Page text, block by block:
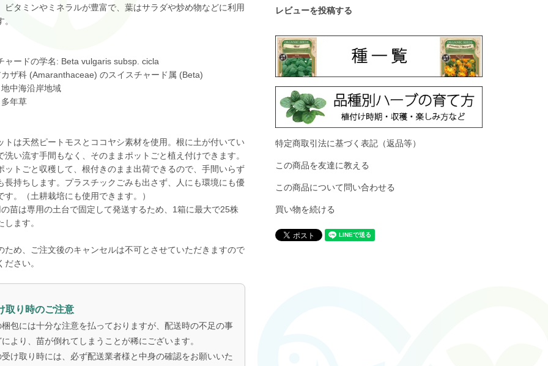
ビタミンやミネラルが豊富で、葉はサラダや炒め物などに利用
ャードの学名: Beta vulgaris subsp. cicla
ザ科 (Amaranthaceae) のスイスチャード属 (Beta)
中海沿岸地域
年草
トは天然ピートモスとココヤシ素材を使用。根に土が付いてい
洗い流す手間もなく、そのままポットごと植え付けできます。
ットごと収穫して、根付きのまま出荷できるので、手間いらず
長持ちします。プラスチックごみも出さず、人にも環境にも優
す。（土耕栽培にも使用できます。）
苗は専用の土台で固定して発送するため、1箱に最大で25株
します。
ため、ご注文後のキャンセルは不可とさせていただきますので
ださい。
取り時のご注意
包には十分な注意を払っておりますが、配送時の不足の事
より、苗が倒れてしまうことが稀にございます。
け取り時には、必ず配送業者様と中身の確認をお願いいた
レビューを投稿する
特定商取引法に基づく表記（返品等）
この商品を友達に教える
この商品について問い合わせる
買い物を続ける